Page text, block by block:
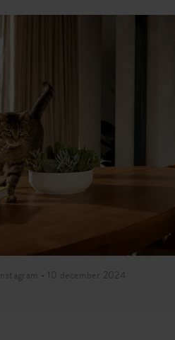
Instagram • 10 december 2024